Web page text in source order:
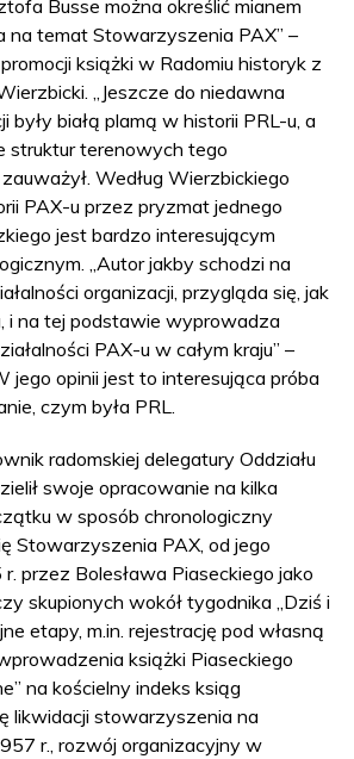
Busse można określić mianem
na temat Stowarzyszenia PAX” –
książki w Radomiu historyk z
„Jeszcze do niedawna
były białą plamą w historii PRL-u, a
struktur terenowych tego
Według Wierzbickiego
PAX-u przez pryzmat jednego
jest bardzo interesującym
„Autor jakby schodzi na
organizacji, przygląda się, jak
i na tej podstawie wyprowadza
PAX-u w całym kraju” –
jego opinii jest to interesująca próba
czym była PRL.
radomskiej delegatury Oddziału
swoje opracowanie na kilka
w sposób chronologiczny
Stowarzyszenia PAX, od jego
przez Bolesława Piaseckiego jako
skupionych wokół tygodnika „Dziś i
etapy, m.in. rejestrację pod własną
książki Piaseckiego
na kościelny indeks ksiąg
likwidacji stowarzyszenia na
r., rozwój organizacyjny w